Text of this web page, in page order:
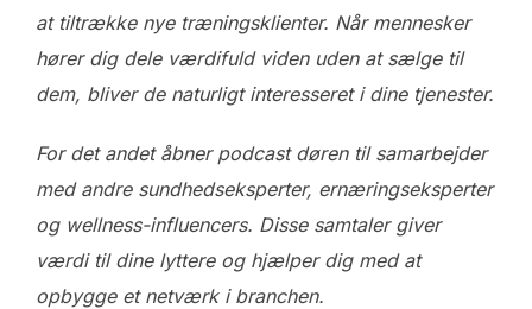
at tiltrække nye træningsklienter. Når mennesker
hører dig dele værdifuld viden uden at sælge til
dem, bliver de naturligt interesseret i dine tjenester.
For det andet åbner podcast døren til samarbejder
med andre sundhedseksperter, ernæringseksperter
og wellness-influencers. Disse samtaler giver
værdi til dine lyttere og hjælper dig med at
opbygge et netværk i branchen.